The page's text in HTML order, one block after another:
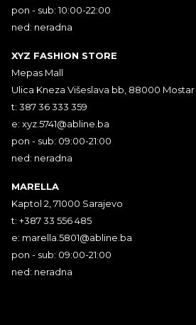
pon - sub: 10:00-22:00
ned: neradna
XYZ FASHION STORE
Mepas Mall
Ulica Kneza Višeslava bb, 88000 Mostar
t: 387 36 333 359
e: xyz.5741@abline.ba
pon - sub: 09:00-21:00
ned: neradna
MARELLA
Kaptol 2, 71000 Sarajevo
t: +387 33 556 485
e: marella.5801@abline.ba
pon - sub: 09:00-21:00
ned: neradna